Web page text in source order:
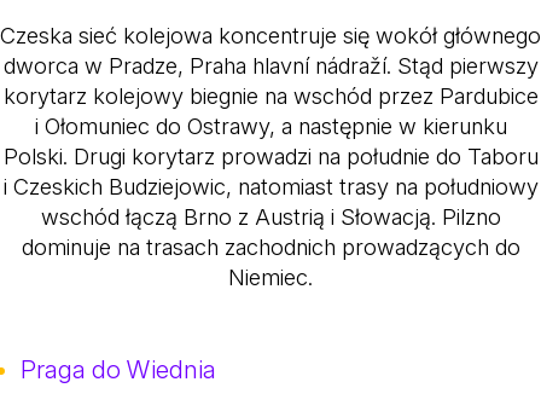
Czeska sieć kolejowa koncentruje się wokół głównego
dworca w Pradze, Praha hlavní nádraží. Stąd pierwszy
korytarz kolejowy biegnie na wschód przez Pardubice
i Ołomuniec do Ostrawy, a następnie w kierunku
Polski. Drugi korytarz prowadzi na południe do Taboru
i Czeskich Budziejowic, natomiast trasy na południowy
wschód łączą Brno z Austrią i Słowacją. Pilzno
dominuje na trasach zachodnich prowadzących do
Niemiec.
Praga do Wiednia